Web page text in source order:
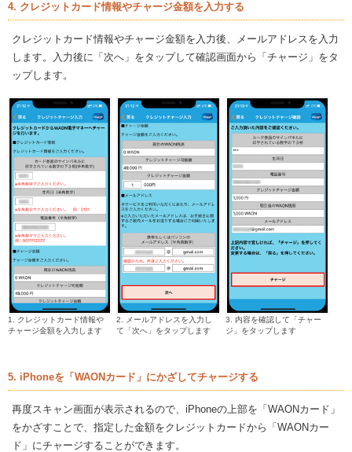
4. クレジットカード情報やチャージ金額を入力する
クレジットカード情報やチャージ金額を入力後、メールアドレスを入力
します。入力後に「次へ」をタップして確認画面から「チャージ」をタ
ップします。
1. クレジットカード情報や
チャージ金額を入力します
2. メールアドレスを入力し
て「次へ」をタップします
3. 内容を確認して「チャー
ジ」をタップします
5. iPhoneを「WAONカード」にかざしてチャージする
再度スキャン画面が表示されるので、iPhoneの上部を「WAONカード」
をかざすことで、指定した金額をクレジットカードから「WAONカー
ド」にチャージすることができます。